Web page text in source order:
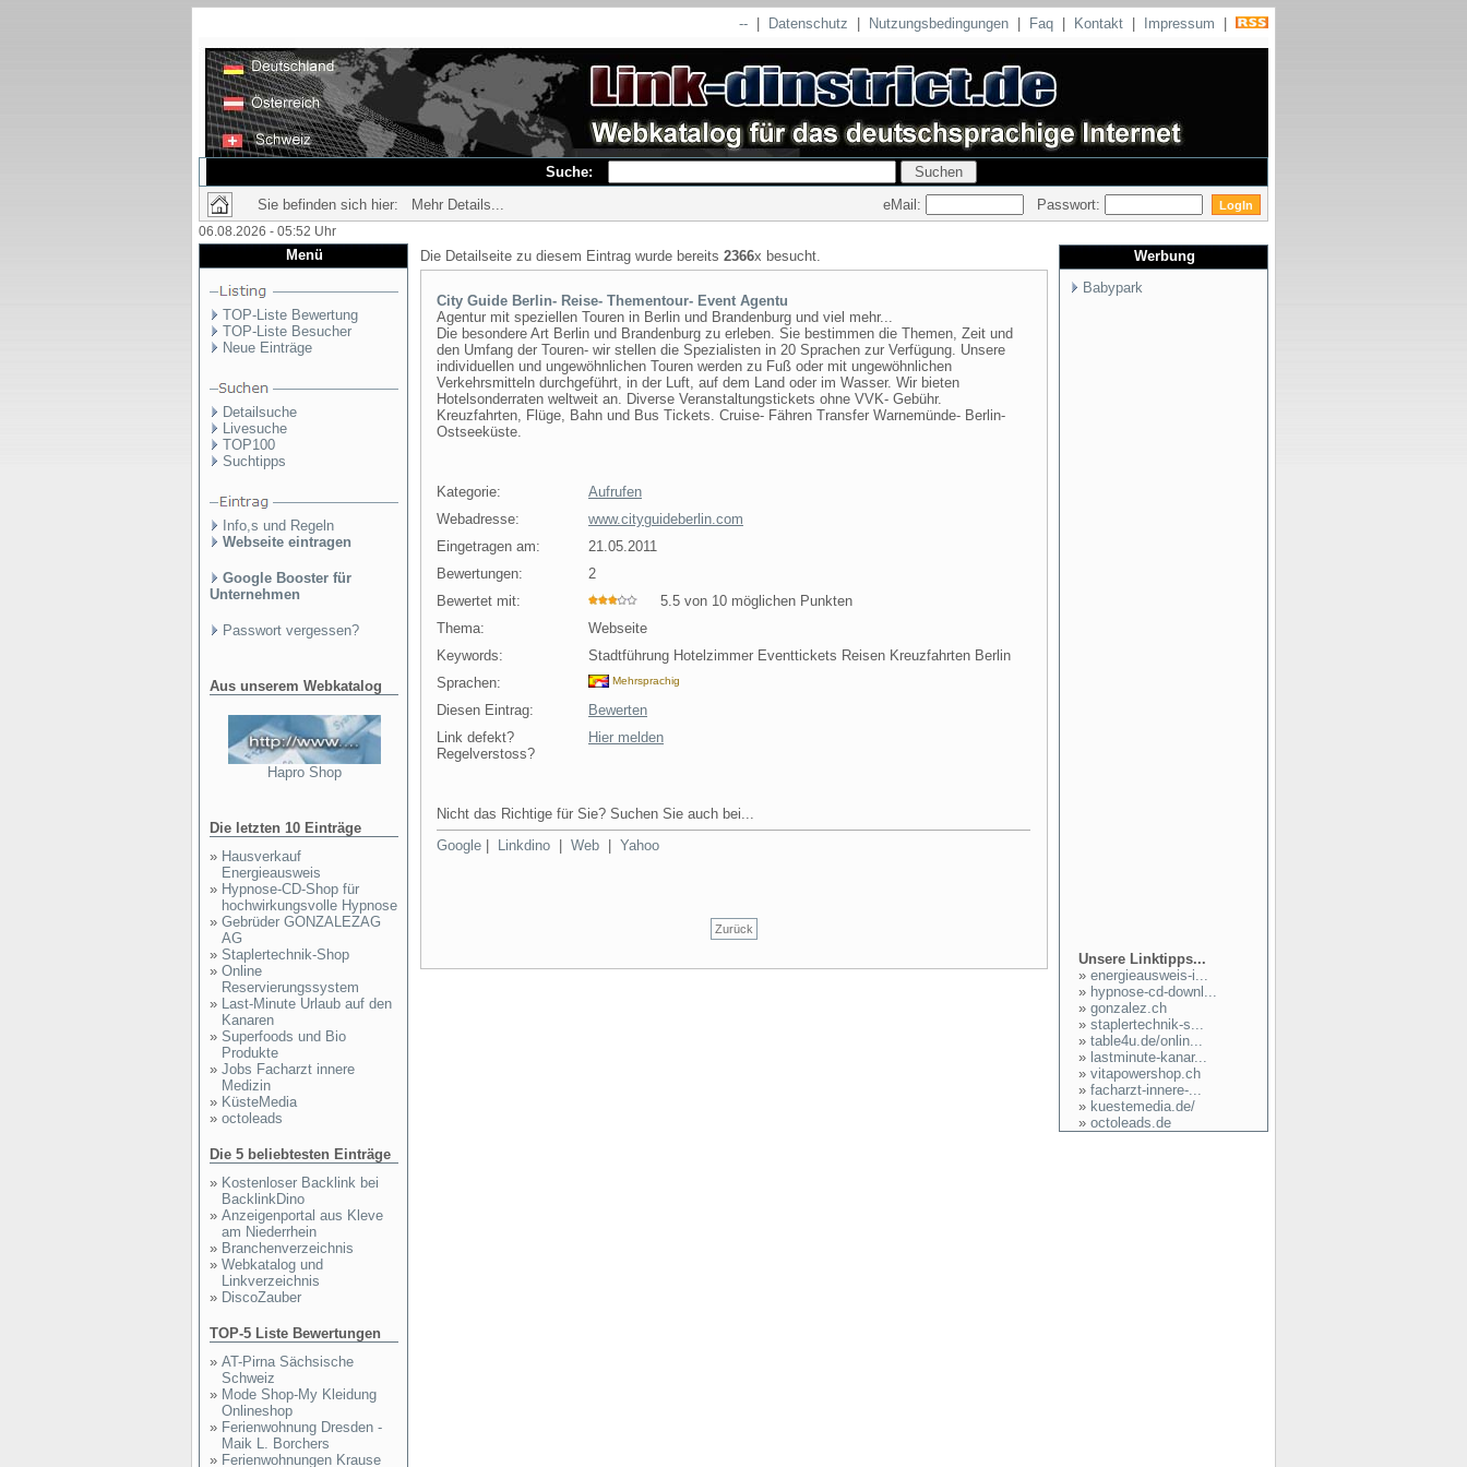
-- Datenschutz Nutzungsbedingungen Faq Kontakt Impressum
Suche:
Sie befinden sich hier: Mehr Details...
eMail: Passwort:
06.08.2026 - 05:52 Uhr
Menü
TOP-Liste Bewertung
TOP-Liste Besucher
Neue Einträge
Detailsuche
Livesuche
TOP100
Suchtipps
Info,s und Regeln
Webseite eintragen
Google Booster für
Unternehmen
Passwort vergessen?
Aus unserem Webkatalog
Hapro Shop
Die letzten 10 Einträge
» Hausverkauf
Energieausweis
» Hypnose-CD-Shop für
hochwirkungsvolle Hypnose
» Gebrüder GONZALEZAG
AG
» Staplertechnik-Shop
» Online
Reservierungssystem
» Last-Minute Urlaub auf den
Kanaren
» Superfoods und Bio
Produkte
» Jobs Facharzt innere
Medizin
» KüsteMedia
» octoleads
Die 5 beliebtesten Einträge
» Kostenloser Backlink bei
BacklinkDino
» Anzeigenportal aus Kleve
am Niederrhein
» Branchenverzeichnis
» Webkatalog und
Linkverzeichnis
» DiscoZauber
TOP-5 Liste Bewertungen
» AT-Pirna Sächsische
Schweiz
» Mode Shop-My Kleidung
Onlineshop
» Ferienwohnung Dresden -
Maik L. Borchers
» Ferienwohnungen Krause
Die Detailseite zu diesem Eintrag wurde bereits 2366x besucht.
City Guide Berlin- Reise- Thementour- Event Agentu
Agentur mit speziellen Touren in Berlin und Brandenburg und viel mehr...
Die besondere Art Berlin und Brandenburg zu erleben. Sie bestimmen die Themen, Zeit und
den Umfang der Touren- wir stellen die Spezialisten in 20 Sprachen zur Verfügung. Unsere
individuellen und ungewöhnlichen Touren werden zu Fuß oder mit ungewöhnlichen
Verkehrsmitteln durchgeführt, in der Luft, auf dem Land oder im Wasser. Wir bieten
Hotelsonderraten weltweit an. Diverse Veranstaltungstickets ohne VVK- Gebühr.
Kreuzfahrten, Flüge, Bahn und Bus Tickets. Cruise- Fähren Transfer Warnemünde- Berlin-
Ostseeküste.
Kategorie:
Aufrufen
Webadresse:
www.cityguideberlin.com
Eingetragen am:
21.05.2011
Bewertungen:
2
Bewertet mit:
5.5 von 10 möglichen Punkten
Thema:
Webseite
Keywords:
Stadtführung Hotelzimmer Eventtickets Reisen Kreuzfahrten Berlin
Sprachen:
Mehrsprachig
Diesen Eintrag:
Bewerten
Link defekt?
Regelverstoss?
Hier melden
Nicht das Richtige für Sie? Suchen Sie auch bei...
Google
Linkdino Web Yahoo
Zurück
Werbung
Babypark
Unsere Linktipps...
» energieausweis-i...
» hypnose-cd-downl...
» gonzalez.ch
» staplertechnik-s...
» table4u.de/onlin...
» lastminute-kanar...
» vitapowershop.ch
» facharzt-innere-...
» kuestemedia.de/
» octoleads.de